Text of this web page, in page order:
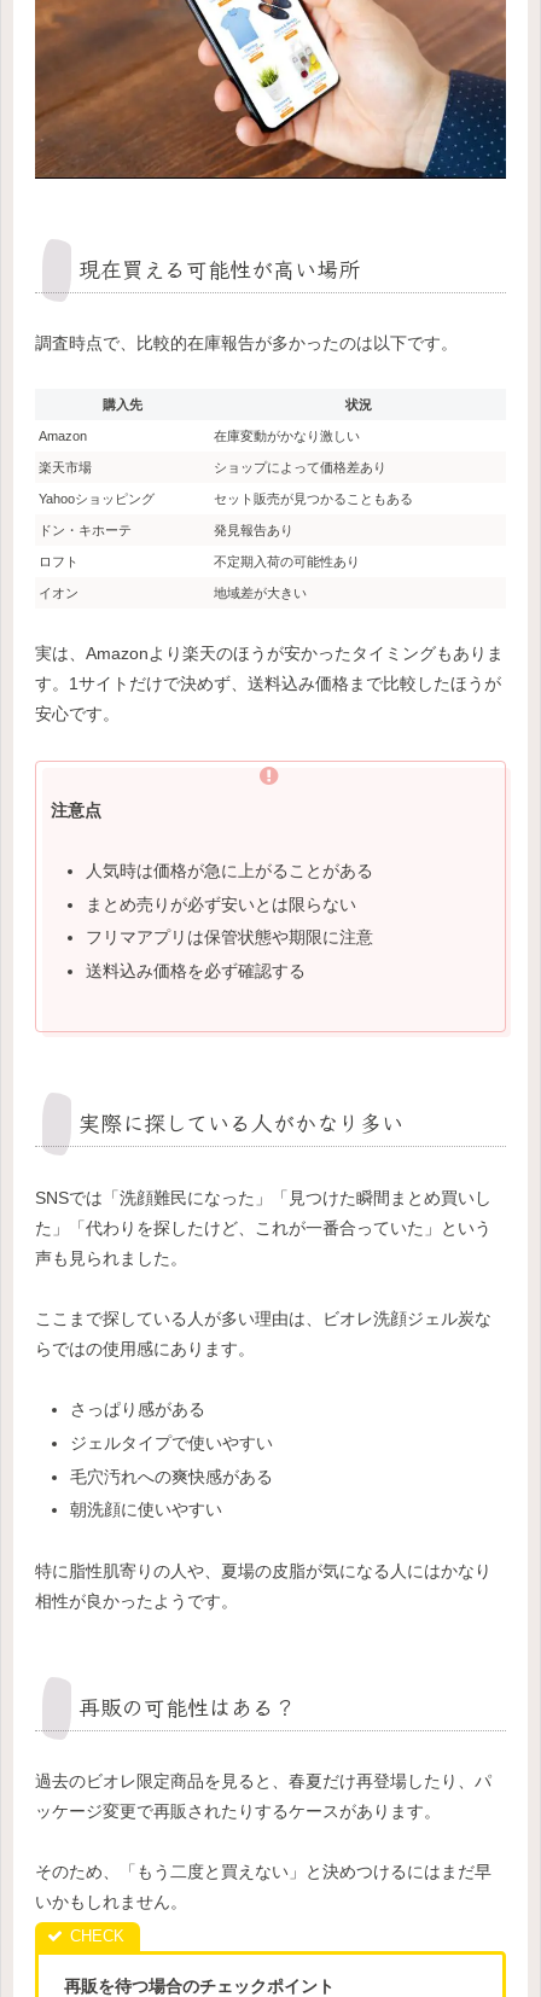
現在買える可能性が高い場所
調査時点で、比較的在庫報告が多かったのは以下です。
購入先 状況
Amazon 在庫変動がかなり激しい
楽天市場 ショップによって価格差あり
Yahooショッピング セット販売が見つかることもある
ドン・キホーテ 発見報告あり
ロフト 不定期入荷の可能性あり
イオン 地域差が大きい
実は、Amazonより楽天のほうが安かったタイミングもありま
す。1サイトだけで決めず、送料込み価格まで比較したほうが
安心です。
注意点
人気時は価格が急に上がることがある
まとめ売りが必ず安いとは限らない
フリマアプリは保管状態や期限に注意
送料込み価格を必ず確認する
実際に探している人がかなり多い
SNSでは「洗顔難民になった」「見つけた瞬間まとめ買いし
た」「代わりを探したけど、これが一番合っていた」という
声も見られました。
ここまで探している人が多い理由は、ビオレ洗顔ジェル炭な
らではの使用感にあります。
さっぱり感がある
ジェルタイプで使いやすい
毛穴汚れへの爽快感がある
朝洗顔に使いやすい
特に脂性肌寄りの人や、夏場の皮脂が気になる人にはかなり
相性が良かったようです。
再販の可能性はある？
過去のビオレ限定商品を見ると、春夏だけ再登場したり、パ
ッケージ変更で再販されたりするケースがあります。
そのため、「もう二度と買えない」と決めつけるにはまだ早
いかもしれません。
再販を待つ場合のチェックポイント